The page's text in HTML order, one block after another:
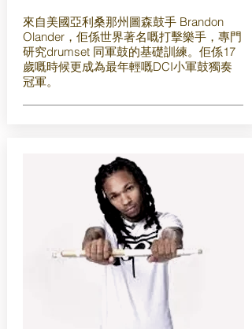
來自美國亞利桑那州圖森鼓手 Brandon
Olander，佢係世界著名嘅打擊樂手，專門
研究drumset 同軍鼓的基礎訓練。佢係17
歲嘅時候更成為最年輕嘅DCI小軍鼓獨奏
冠軍。